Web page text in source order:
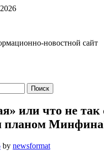
новостной сайт
или что не
планом
by newsformat